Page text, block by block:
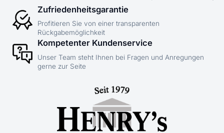
Zufriedenheitsgarantie
Profitieren Sie von einer transparenten
Rückgabemöglichkeit
Kompetenter Kundenservice
Unser Team steht Ihnen bei Fragen und Anregungen
gerne zur Seite